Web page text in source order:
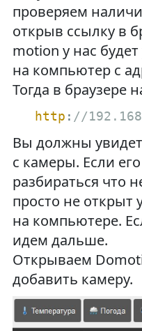
проверяем
открыв ссылку в
motion у нас
на компьютер с
Тогда в браузере
http : //
Вы должны
с камеры. Если
разбираться что
просто не открыт
на компьютере.
идем дальше.
Открываем
добавить камеру.